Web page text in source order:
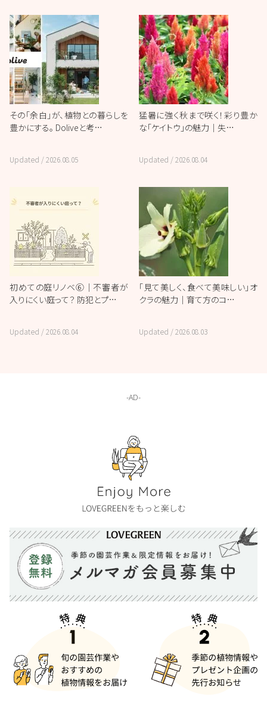
その「余白」が、植物との暮らしを
豊かにする。 Doliveと考…
Updated /2026.08.05
猛暑に強く秋まで咲く！彩り豊か
な「ケイトウ」の魅力｜失…
Updated /2026.08.04
初めての庭リノベ⑥｜不審者が
入りにくい庭って？ 防犯とプ…
Updated /2026.08.04
「見て美しく、食べて美味しい」オ
クラの魅力｜育て方のコ…
Updated /2026.08.03